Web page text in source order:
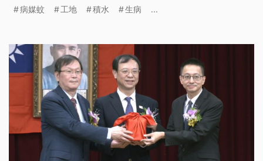
蚊。市府表示，今（2025）年已稽查354處工地，
示工地更須落實自主管理。
病媒蚊 工地 積水 生病 ...